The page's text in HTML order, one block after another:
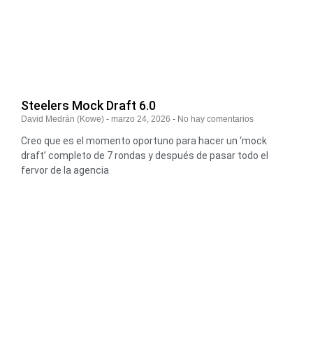
Steelers Mock Draft 6.0
David Medrán (Kowe) marzo 24, 2026 No hay comentarios
Creo que es el momento oportuno para hacer un ‘mock
draft’ completo de 7 rondas y después de pasar todo el
fervor de la agencia